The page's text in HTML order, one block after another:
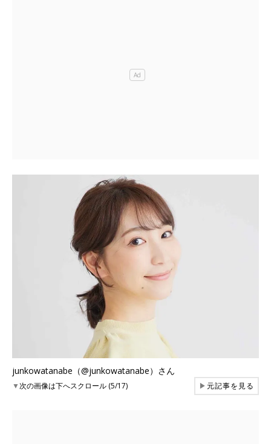
junkowatanabe（@junkowatanabe）さん
▼次の画像は下へスクロール (5/17) ▶元記事を見る